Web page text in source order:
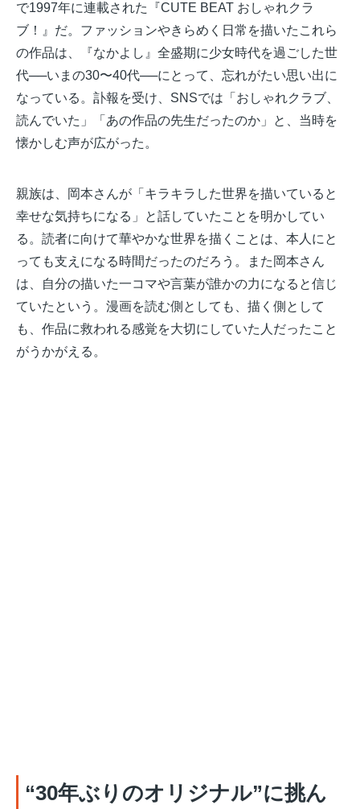
で1997年に連載された『CUTE BEAT おしゃれクラ
ブ！』だ。ファッションやきらめく日常を描いたこれら
の作品は、『なかよし』全盛期に少女時代を過ごした世
代──いまの30〜40代──にとって、忘れがたい思い出に
なっている。訃報を受け、SNSでは「おしゃれクラブ、
読んでいた」「あの作品の先生だったのか」と、当時を
懐かしむ声が広がった。
親族は、岡本さんが「キラキラした世界を描いていると
幸せな気持ちになる」と話していたことを明かしてい
る。読者に向けて華やかな世界を描くことは、本人にと
っても支えになる時間だったのだろう。また岡本さん
は、自分の描いた一コマや言葉が誰かの力になると信じ
ていたという。漫画を読む側としても、描く側として
も、作品に救われる感覚を大切にしていた人だったこと
がうかがえる。
“30年ぶりのオリジナル”に挑ん